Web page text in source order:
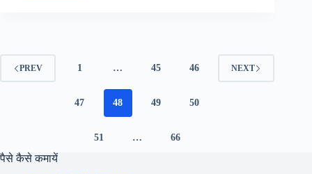
सलेक्शन
रिजल्ट,
PREV 1 … 45 46
47 48 49 50
51 … 66
NEXT
पैसे कैसे कमायें